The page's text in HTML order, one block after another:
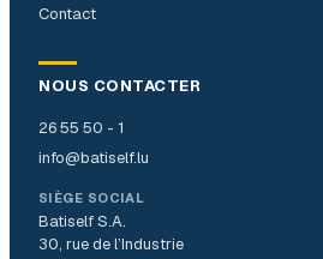
Contact
NOUS CONTACTER
26 55 50 - 1
info@batiself.lu
SIÈGE SOCIAL
Batiself S.A.
30, rue de l’Industrie